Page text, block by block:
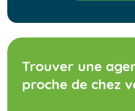
Trouver une
proche de chez